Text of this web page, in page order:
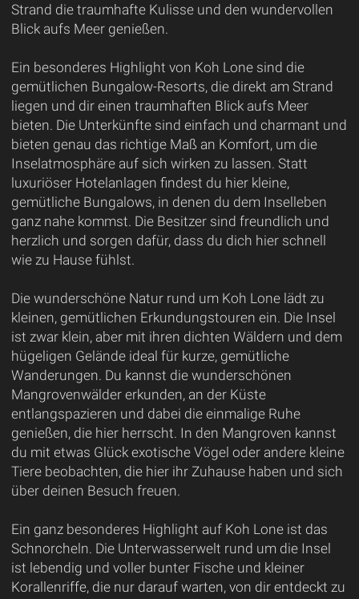
Strand die traumhafte Kulisse und den wundervollen
Blick aufs Meer genießen.
Ein besonderes Highlight von Koh Lone sind die
gemütlichen Bungalow-Resorts, die direkt am Strand
liegen und dir einen traumhaften Blick aufs Meer
bieten. Die Unterkünfte sind einfach und charmant und
bieten genau das richtige Maß an Komfort, um die
Inselatmosphäre auf sich wirken zu lassen. Statt
luxuriöser Hotelanlagen findest du hier kleine,
gemütliche Bungalows, in denen du dem Inselleben
ganz nahe kommst. Die Besitzer sind freundlich und
herzlich und sorgen dafür, dass du dich hier schnell
wie zu Hause fühlst.
Die wunderschöne Natur rund um Koh Lone lädt zu
kleinen, gemütlichen Erkundungstouren ein. Die Insel
ist zwar klein, aber mit ihren dichten Wäldern und dem
hügeligen Gelände ideal für kurze, gemütliche
Wanderungen. Du kannst die wunderschönen
Mangrovenwälder erkunden, an der Küste
entlangspazieren und dabei die einmalige Ruhe
genießen, die hier herrscht. In den Mangroven kannst
du mit etwas Glück exotische Vögel oder andere kleine
Tiere beobachten, die hier ihr Zuhause haben und sich
über deinen Besuch freuen.
Ein ganz besonderes Highlight auf Koh Lone ist das
Schnorcheln. Die Unterwasserwelt rund um die Insel
ist lebendig und voller bunter Fische und kleiner
Korallenriffe, die nur darauf warten, von dir entdeckt zu